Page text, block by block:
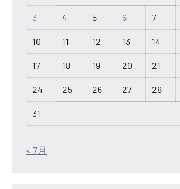
3 4 5 6 7
10 11 12 13 14
17 18 19 20 21
24 25 26 27 28
31
« 7月